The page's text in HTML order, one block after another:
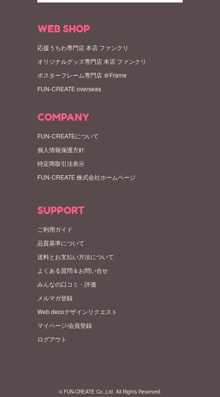
WEB SHOP
応援うちわ専門店 本店 ファンクリ
オリジナルグッズ専門店 本店 ファンクリ
ポスターフレーム専門店 ＠Frame
FUN-CREATE overseas
COMPANY
FUN-CREATEについて
個人情報保護方針
特定商取引法表示
FUN-CREATE 株式会社ホームページ
SUPPORT
ご利用ガイド
品質基準について
送料とお支払い方法について
よくある質問＆お問い合せ
みんなの口コミ・評価
メルマガ登録
Web decoデザインリクエスト
マイページ/会員登録
ログアウト
© FUN-CREATE Co.,Ltd. All Rights Reserved.